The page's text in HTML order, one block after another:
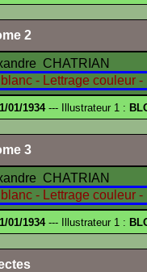
2
CHATRIAN
01/1934--- Illustrateur 1 :
3
CHATRIAN
01/1934--- Illustrateur 1 :